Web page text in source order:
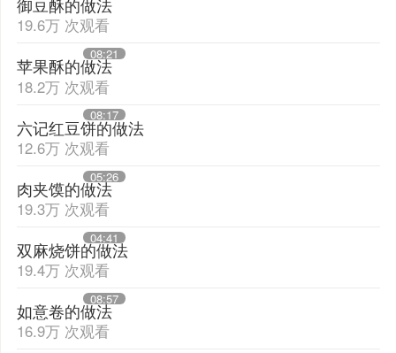
08:21
19.6万 次观看
08:17
苹果酥的做法
18.2万 次观看
05:26
六记红豆饼的做法
12.6万 次观看
04:41
肉夹馍的做法
19.3万 次观看
08:57
双麻烧饼的做法
19.4万 次观看
如意卷的做法
16.9万 次观看